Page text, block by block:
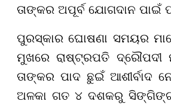
ତାଙ୍କର ଅପୂର୍ବ ଯୋଗଦାନ ପାଇଁ
ପୁରସ୍କାର ଘୋଷଣା ସମୟର
ମୁଖରେ ରାଷ୍ଟ୍ରପତି
ତାଙ୍କର ପାଦ ଛୁଇଁ ଆଶୀର୍ବାଦ
ଅଳକା ଗତ ୪ ଦଶକରୁ